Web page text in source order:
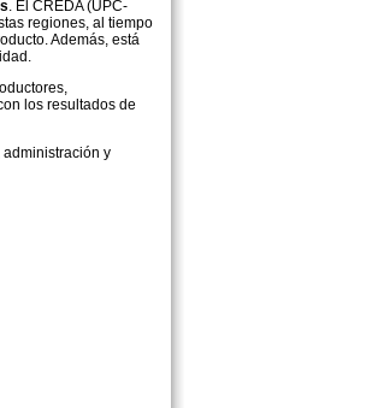
. El CREDA (UPC-
regiones, al tiempo
Además, está
los resultados de
y